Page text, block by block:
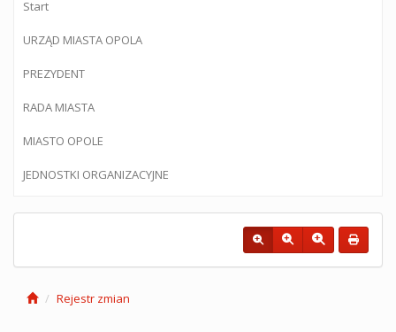
Start
URZĄD MIASTA OPOLA
PREZYDENT
RADA MIASTA
MIASTO OPOLE
JEDNOSTKI ORGANIZACYJNE
Rejestr zmian